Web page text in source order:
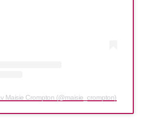
Maisie Crompton (@maisie_crompton)